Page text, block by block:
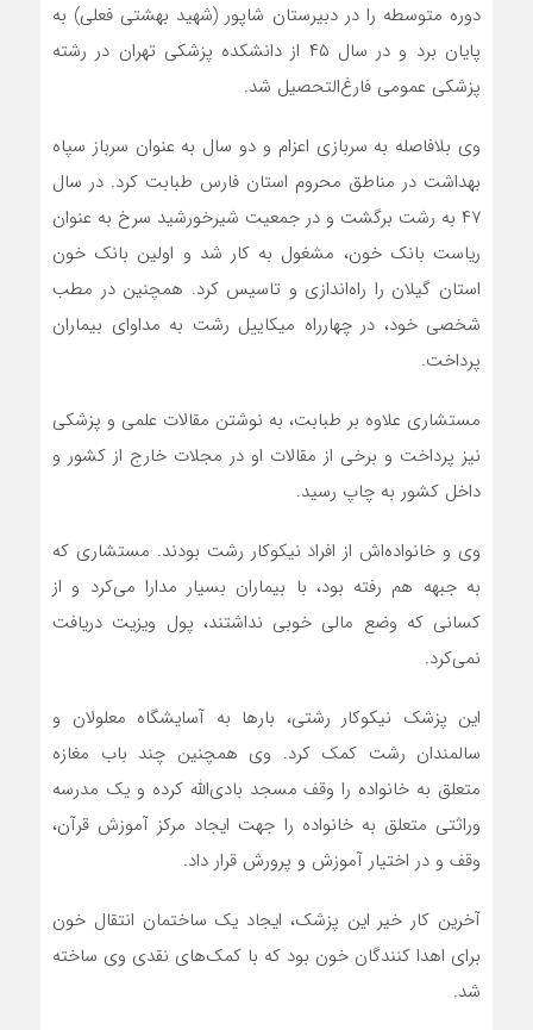
دوره متوسطه را در دبیرستان شاپور (شهید بهشتی فعلی) به
پایان برد و در سال ۴۵ از دانشکده پزشکی تهران در رشته
پزشکی عمومی فارغ‌التحصیل شد.
وی بلافاصله به سربازی اعزام و دو سال به عنوان سرباز سپاه
بهداشت در مناطق محروم استان فارس طبابت کرد. در سال
۴۷ به رشت برگشت و در جمعیت شیرخورشید سرخ به عنوان
ریاست بانک خون، مشغول به کار شد و اولین بانک خون
استان گیلان را راه‌اندازی و تاسیس کرد. همچنین در مطب
شخصی خود، در چهارراه میکاییل رشت به مداوای بیماران
پرداخت.
مستشاری علاوه بر طبابت، به نوشتن مقالات علمی و پزشکی
نیز پرداخت و برخی از مقالات او در مجلات خارج از کشور و
داخل کشور به چاپ ‌رسید.
وی و خانواده‌اش از افراد نیکوکار رشت بودند. مستشاری که
به جبهه هم رفته بود، با بیماران بسیار مدارا می‌کرد و از
کسانی که وضع مالی خوبی نداشتند، پول ویزیت دریافت
نمی‌کرد.
این پزشک نیکوکار رشتی، بارها به آسایشگاه معلولان و
سالمندان رشت کمک کرد. وی همچنین چند باب مغازه
متعلق به خانواده را وقف مسجد بادی‌الله کرده و یک مدرسه
وراثتی متعلق به خانواده را جهت ایجاد مرکز آموزش قرآن،
وقف و در اختیار آموزش و پرورش قرار داد.
آخرین کار خیر این پزشک، ایجاد یک ساختمان انتقال خون
برای اهدا کنندگان خون بود که با کمک‌های نقدی وی ساخته
شد.